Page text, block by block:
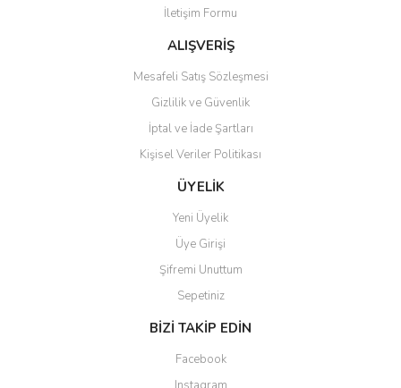
Ürün bilgilerinde hatalar bulunuyor.
Ürün fiyatı diğer sitelerden daha pahalı.
Gönder
İletişim Formu
ALIŞVERİŞ
Mesafeli Satış Sözleşmesi
Gizlilik ve Güvenlik
İptal ve İade Şartları
Kişisel Veriler Politikası
ÜYELİK
Yeni Üyelik
Üye Girişi
Şifremi Unuttum
Sepetiniz
BİZİ TAKİP EDİN
Facebook